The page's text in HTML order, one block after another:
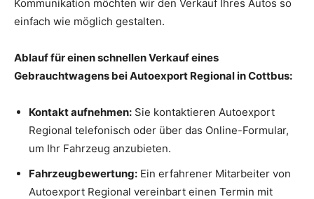
Kommunikation möchten wir den Verkauf Ihres Autos so
einfach wie möglich gestalten.
Ablauf für einen schnellen Verkauf eines
Gebrauchtwagens bei Autoexport Regional in Cottbus:
Kontakt aufnehmen: Sie kontaktieren Autoexport
Regional telefonisch oder über das Online-Formular,
um Ihr Fahrzeug anzubieten.
Fahrzeugbewertung: Ein erfahrener Mitarbeiter von
Autoexport Regional vereinbart einen Termin mit